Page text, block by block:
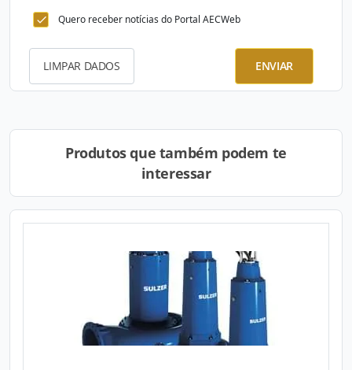
Quero receber notícias do Portal AECWeb
LIMPAR DADOS ENVIAR
Produtos que também podem te
interessar